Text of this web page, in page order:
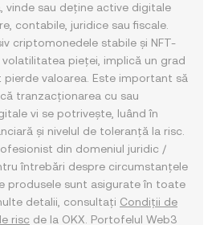
vinde sau deține active digitale
contabile, juridice sau fiscale.
criptomonedele stabile și NFT-
pieței, implică un grad
valoarea. Este important să
tranzacționarea cu sau
vi se potrivește, luând în
și nivelul de toleranță la risc.
din domeniul juridic /
întrebări despre circumstanțele
produsele sunt asigurate în toate
detalii, consultați Condiții de
risc de la OKX. Portofelul Web3